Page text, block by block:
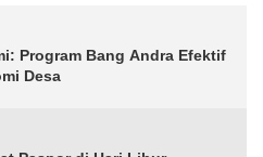
Program Bang Andra Efektif
Desa